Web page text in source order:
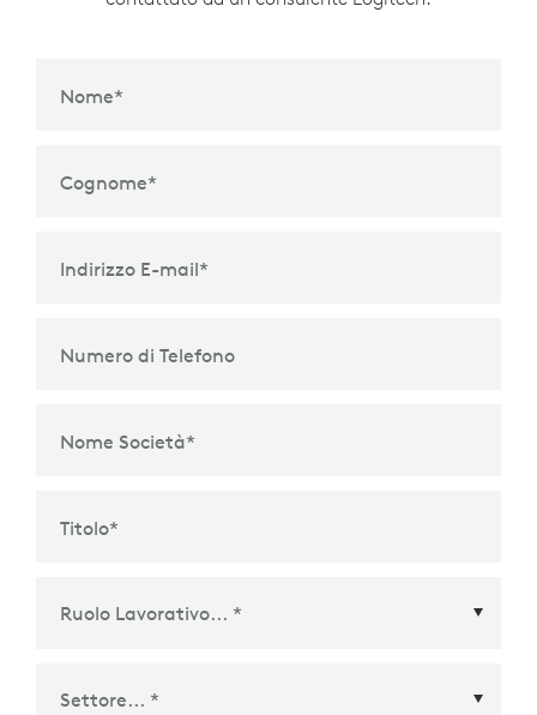
Nome*
Cognome*
Indirizzo E-mail*
Numero di Telefono
Nome Società*
Titolo*